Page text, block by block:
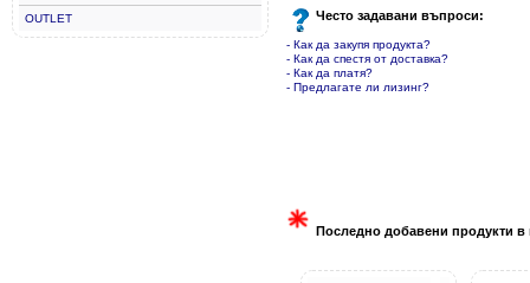
OUTLET
Често задавани въпроси:
- Как да закупя продукта?
- Как да спестя от доставка?
- Как да платя?
- Предлагате ли лизинг?
Последно добавени продукти в